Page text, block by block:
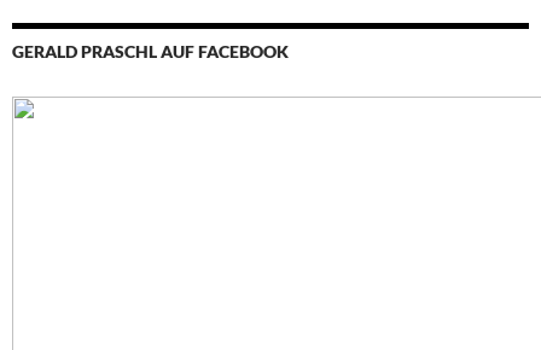
GERALD PRASCHL AUF FACEBOOK